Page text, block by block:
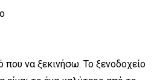
να ξεκινήσω. Το ξενοδοχείο